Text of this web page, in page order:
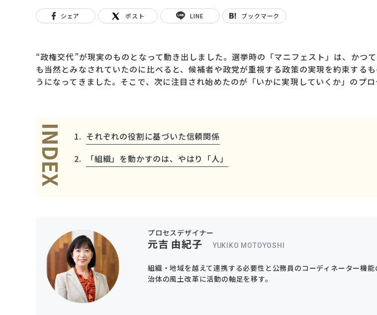
シェア ポスト LINE ブックマーク
“政権交代”が現実のものとなって動き出しました。選挙時の「マニフェスト」は、かつ
も当然とみなされていたのに比べると、候補者や政党が重視する政策の実現を約束する
うになってきました。そこで、次に注目され始めたのが「いかに実現していくか」のプロ
INDEX
それぞれの役割に基づいた信頼関係
「組織」を動かすのは、やはり「人」
プロセスデザイナー
元吉 由紀子 YUKIKO MOTOYOSHI
組織・地域を越えて連携する必要性と公務員のコーディネーター機
治体の風土改革に活動の軸足を移す。